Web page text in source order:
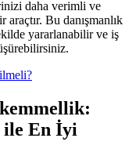
daha verimli ve
Bu danışmanlık
yararlanabilir ve iş
ile En İyi